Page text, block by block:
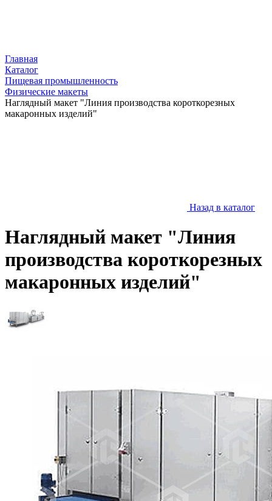
Главная
Каталог
Пищевая промышленность
Физические макеты
Наглядный макет "Линия производства короткорезных
макаронных изделий"
Назад в каталог
Наглядный макет "Линия
производства короткорезных
макаронных изделий"